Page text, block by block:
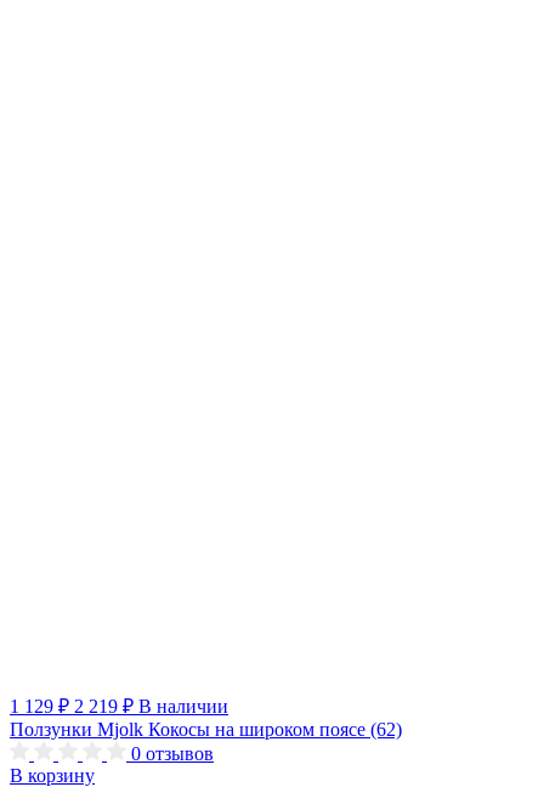
1 129 ₽ 2 219 ₽ В наличии
Ползунки Mjolk Кокосы на широком поясе (62)
0 отзывов
В корзину